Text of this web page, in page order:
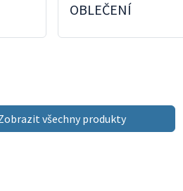
OBLEČENÍ
všechny produkty